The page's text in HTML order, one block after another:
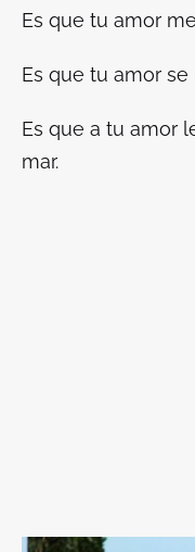
Es que tu amor
Es que tu amor
Es que a tu amor
mar.